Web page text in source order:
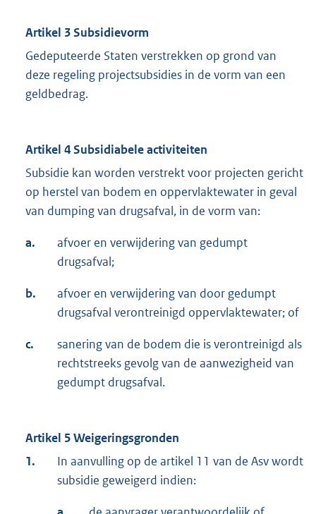
Artikel 3 Subsidievorm
Gedeputeerde Staten verstrekken op grond van
deze regeling projectsubsidies in de vorm van een
geldbedrag.
Artikel 4 Subsidiabele activiteiten
Subsidie kan worden verstrekt voor projecten gericht
op herstel van bodem en oppervlaktewater in geval
van dumping van drugsafval, in de vorm van:
a.
afvoer en verwijdering van gedumpt
drugsafval;
b.
afvoer en verwijdering van door gedumpt
drugsafval verontreinigd oppervlaktewater; of
c.
sanering van de bodem die is verontreinigd als
rechtstreeks gevolg van de aanwezigheid van
gedumpt drugsafval.
Artikel 5 Weigeringsgronden
1.
In aanvulling op de artikel 11 van de Asv wordt
subsidie geweigerd indien: